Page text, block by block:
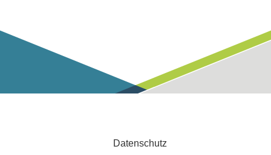
Datenschutz